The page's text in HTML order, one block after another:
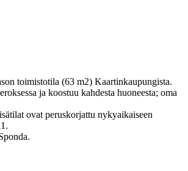
toimistotila (63 m2) Kaartinkaupungista.
ja koostuu kahdesta huoneesta; oma
ovat peruskorjattu nykyaikaiseen